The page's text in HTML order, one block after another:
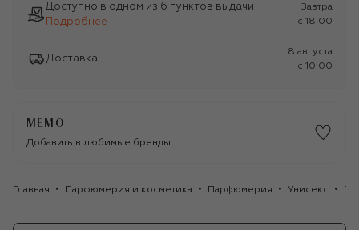
Доступно в одном из 6 пунктов выдачи
Подробнее
Завтра
c 18:00
Доставка
8 августа
c 10:00
MEMO
Добавить в любимые бренды
Главная Парфюмерия и косметика Парфюмерия Унисекс